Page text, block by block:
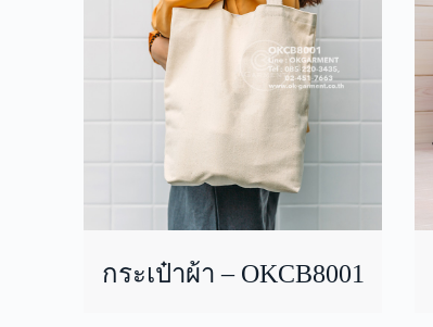
กระเป๋าผ้า – OKCB8001